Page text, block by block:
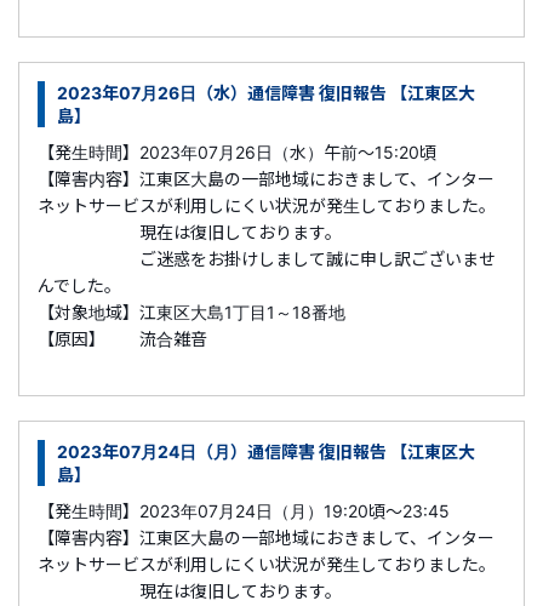
2023年07月26日（水）通信障害 復旧報告 【江東区大
島】
【発生時間】2023年07月26日（水）午前～15:20頃
【障害内容】江東区大島の一部地域におきまして、インター
ネットサービスが利用しにくい状況が発生しておりました。
現在は復旧しております。
ご迷惑をお掛けしまして誠に申し訳ございませ
んでした。
【対象地域】江東区大島1丁目1～18番地
【原因】 流合雑音
2023年07月24日（月）通信障害 復旧報告 【江東区大
島】
【発生時間】2023年07月24日（月）19:20頃～23:45
【障害内容】江東区大島の一部地域におきまして、インター
ネットサービスが利用しにくい状況が発生しておりました。
現在は復旧しております。